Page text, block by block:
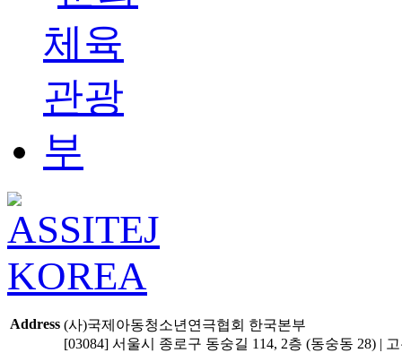
Address (사)국제아동청소년연극협회 한국본부
[03084] 서울시 종로구 동숭길 114, 2층 (동숭동 28) |